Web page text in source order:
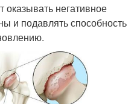
оказывать негативное
и подавлять способность